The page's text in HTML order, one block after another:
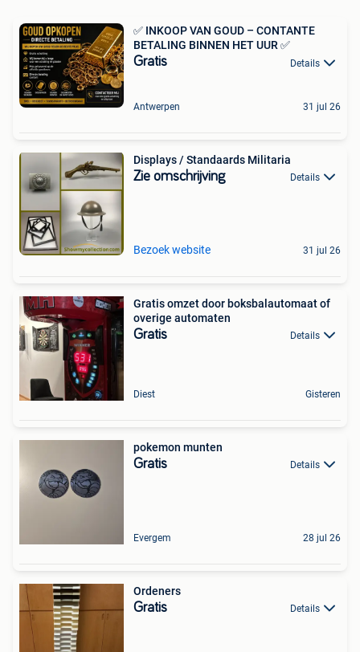
✅ INKOOP VAN GOUD – CONTANTE
BETALING BINNEN HET UUR ✅
Gratis Details
Antwerpen 31 jul 26
Displays / Standaards Militaria
Zie omschrijving Details
Bezoek website 31 jul 26
Gratis omzet door boksbalautomaat of
overige automaten
Gratis Details
Diest Gisteren
pokemon munten
Gratis Details
Evergem 28 jul 26
Ordeners
Gratis Details